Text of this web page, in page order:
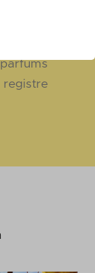
une
une